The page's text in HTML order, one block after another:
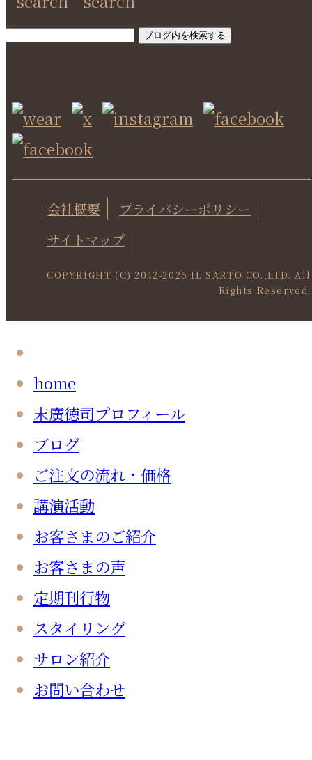
SEARCH
会社概要
プライバシーポリシー
サイトマップ
COPYRIGHT (C) 2012-2026 IL SARTO CO.,LTD. All
Rights Reserved.
home
末廣徳司プロフィール
ブログ
ご注文の流れ・価格
講演活動
お客さまのご紹介
お客さまの声
定期刊行物
スタイリング
サロン紹介
お問い合わせ